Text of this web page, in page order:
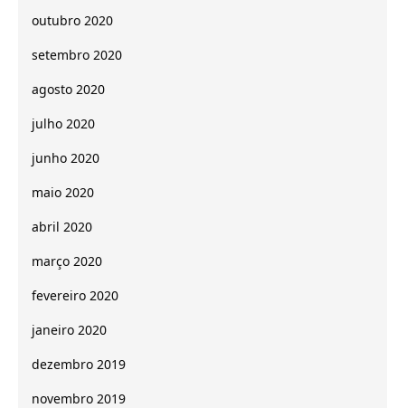
outubro 2020
setembro 2020
agosto 2020
julho 2020
junho 2020
maio 2020
abril 2020
março 2020
fevereiro 2020
janeiro 2020
dezembro 2019
novembro 2019